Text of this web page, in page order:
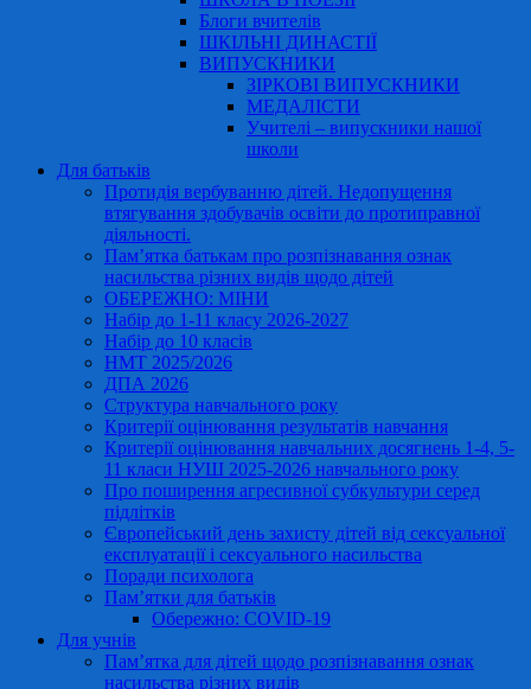
Блоги вчителів
ШКІЛЬНІ ДИНАСТІЇ
ВИПУСКНИКИ
ЗІРКОВІ ВИПУСКНИКИ
МЕДАЛІСТИ
Учителі – випускники нашої
школи
Для батьків
Протидія вербуванню дітей. Недопущення
втягування здобувачів освіти до протиправної
діяльності.
Пам’ятка батькам про розпізнавання ознак
насильства різних видів щодо дітей
ОБЕРЕЖНО: МІНИ
Набір до 1-11 класу 2026-2027
Набір до 10 класів
НМТ 2025/2026
ДПА 2026
Структура навчального року
Критерії оцінювання результатів навчання
Критерії оцінювання навчальних досягнень 1-4, 5-
11 класи НУШ 2025-2026 навчального року
Про поширення агресивної субкультури серед
підлітків
Європейський день захисту дітей від сексуальної
експлуатації і сексуального насильства
Поради психолога
Пам’ятки для батьків
Обережно: COVID-19
Для учнів
Пам’ятка для дітей щодо розпізнавання ознак
насильства різних видів